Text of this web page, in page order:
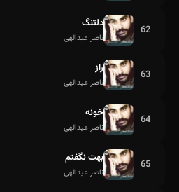
62 دلتنگ
ناصر عبدالهی
63 راز
ناصر عبدالهی
64 خونه
ناصر عبدالهی
65 بهت نگفتم
ناصر عبدالهی